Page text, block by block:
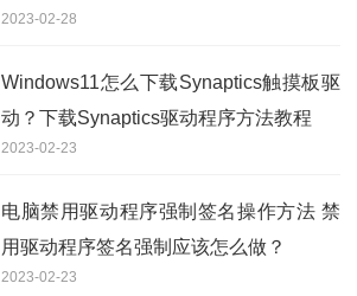
2023-02-28
Windows11怎么下载Synaptics触摸板驱
动？下载Synaptics驱动程序方法教程
2023-02-23
电脑禁用驱动程序强制签名操作方法 禁
用驱动程序签名强制应该怎么做？
2023-02-23